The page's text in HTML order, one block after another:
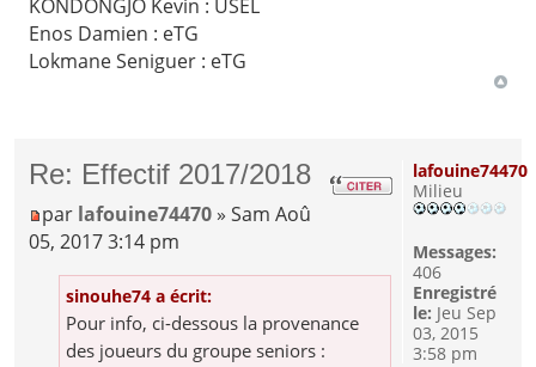
KONDONGJO Kevin : USEL
Enos Damien : eTG
Lokmane Seniguer : eTG
Re: Effectif 2017/2018
par lafouine74470 » Sam Aoû
05, 2017 3:14 pm
sinouhe74 a écrit:
Pour info, ci-dessous la provenance
des joueurs du groupe seniors :
lafouine74470
Milieu
Messages:
406
Enregistré
le: Jeu Sep
03, 2015
3:58 pm